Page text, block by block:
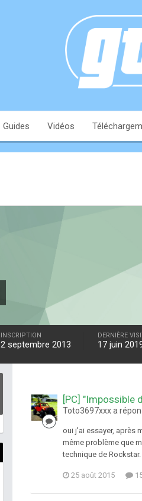
Guides Vidéos
INSCRIPTION
2 septembre 2013
DERNIÈRE
17 juin
[PC] "Impossible
Toto3697xxx a
oui j'ai essayer, après
même problème que
technique de
25 août 2015